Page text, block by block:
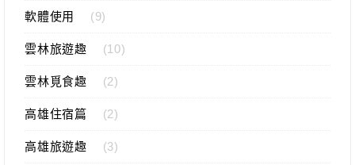
軟體使用 (9)
雲林旅遊趣 (10)
雲林覓食趣 (2)
高雄住宿篇 (2)
高雄旅遊趣 (3)